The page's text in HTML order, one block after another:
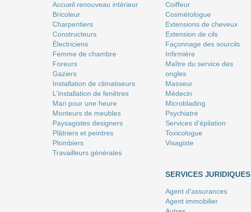
Accueil renouveau intérieur
Bricoleur
Charpentiers
Constructeurs
Électriciens
Femme de chambre
Foreurs
Gaziers
Installation de climatiseurs
L'installation de fenêtres
Mari pour une heure
Monteurs de meubles
Paysagistes designers
Plâtriers et peintres
Plombiers
Travailleurs générales
Coiffeur
Сosmétologue
Extensions de cheveux
Extension de cils
Façonnage des sourcils
Infirmière
Maître du service des
ongles
Masseur
Médecin
Microblading
Psychiatre
Services d'épilation
Toxicologue
Visagiste
SERVICES JURIDIQUES
Agent d'assurances
Agent immobilier